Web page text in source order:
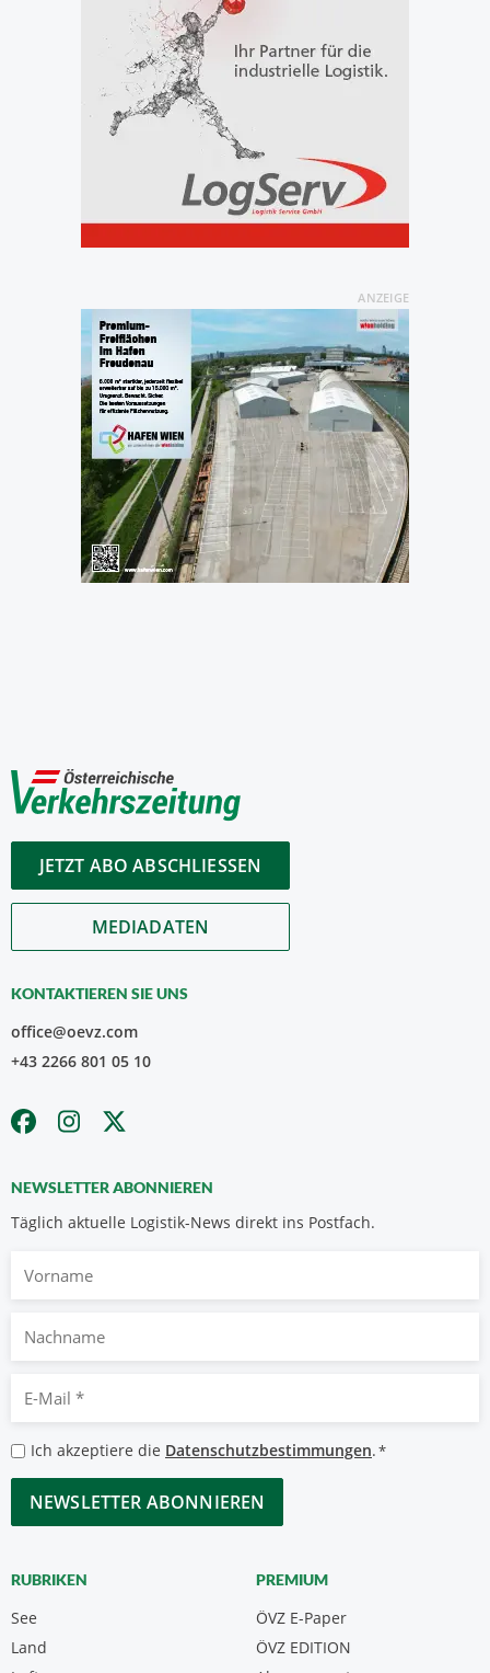
ANZEIGE
JETZT ABO ABSCHLIESSEN
MEDIADATEN
KONTAKTIEREN SIE UNS
office@oevz.com
+43 2266 801 05 10
NEWSLETTER ABONNIEREN
Täglich aktuelle Logistik-News direkt ins Postfach.
Nachname
Mail
*
Datenschutzbestimmungen
*
Ich akzeptiere die Datenschutzbestimmungen.*
CAPTCHA
RUBRIKEN
See
Land
PREMIUM
ÖVZ E-Paper
ÖVZ EDITION